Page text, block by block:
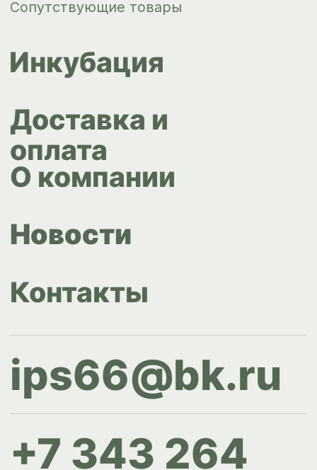
Политика конфиденциальности
Согласие на обработку
персональных данных